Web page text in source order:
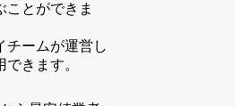
ことができま
チームが運営し
きます。